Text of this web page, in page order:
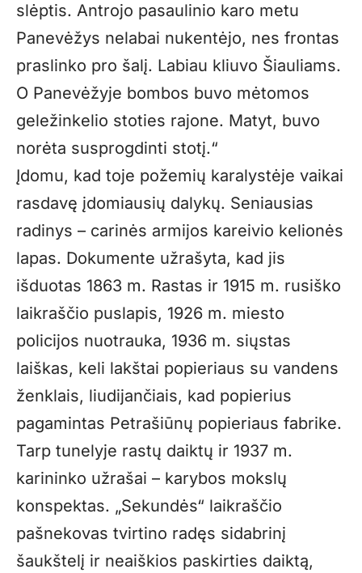
slėptis. Antrojo pasaulinio karo metu
Panevėžys nelabai nukentėjo, nes frontas
praslinko pro šalį. Labiau kliuvo Šiauliams.
O Panevėžyje bombos buvo mėtomos
geležinkelio stoties rajone. Matyt, buvo
norėta susprogdinti stotį.“
Įdomu, kad toje požemių karalystėje vaikai
rasdavę įdomiausių dalykų. Seniausias
radinys – carinės armijos kareivio kelionės
lapas. Dokumente užrašyta, kad jis
išduotas 1863 m. Rastas ir 1915 m. rusiško
laikraščio puslapis, 1926 m. miesto
policijos nuotrauka, 1936 m. siųstas
laiškas, keli lakštai popieriaus su vandens
ženklais, liudijančiais, kad popierius
pagamintas Petrašiūnų popieriaus fabrike.
Tarp tunelyje rastų daiktų ir 1937 m.
karininko užrašai – karybos mokslų
konspektas. „Sekundės“ laikraščio
pašnekovas tvirtino radęs sidabrinį
šaukštelį ir neaiškios paskirties daiktą,